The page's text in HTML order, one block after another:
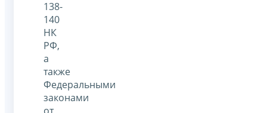
138-
140
НК
РФ,
а
также
Федеральными
законами